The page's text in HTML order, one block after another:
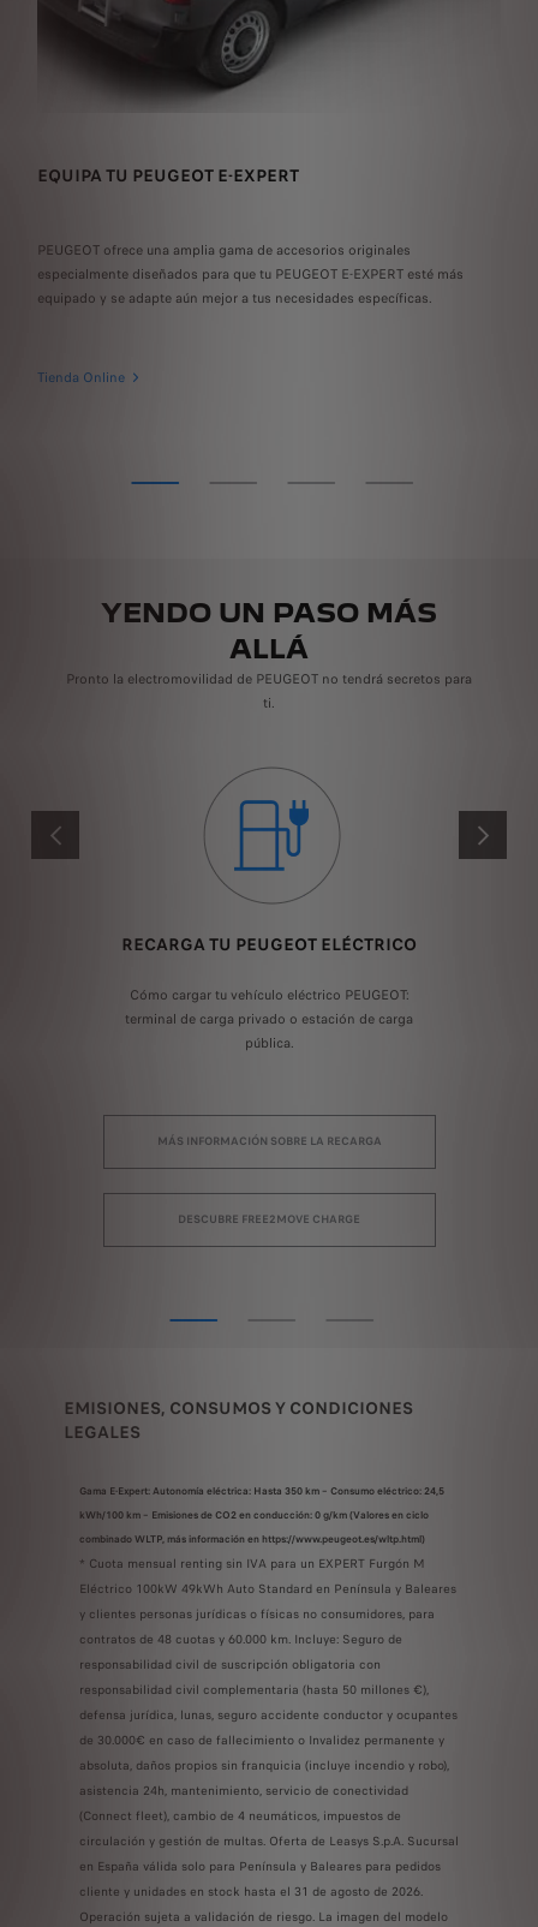
EQUIPA TU PEUGEOT E-EXPERT
PEUGEOT ofrece una amplia gama de accesorios originales
especialmente diseñados para que tu PEUGEOT E-EXPERT esté más
equipado y se adapte aún mejor a tus necesidades específicas.
Tienda Online
YENDO UN PASO MÁS
ALLÁ
Pronto la electromovilidad de PEUGEOT no tendrá secretos para
ti.
ANTERIOR
RECARGA TU PEUGEOT ELÉCTRICO
Cómo cargar tu vehículo eléctrico PEUGEOT:
terminal de carga privado o estación de carga
pública.
MÁS INFORMACIÓN SOBRE LA RECARGA
DESCUBRE FREE2MOVE CHARGE
EMISIONES, CONSUMOS Y CONDICIONES
LEGALES
Gama E-Expert: Autonomía eléctrica: Hasta 350 km – Consumo eléctrico: 24,5
kWh/100 km – Emisiones de CO2 en conducción: 0 g/km (Valores en ciclo
combinado WLTP, más información en https://www.peugeot.es/wltp.html)
* Cuota mensual renting sin IVA para un EXPERT Furgón M
Eléctrico 100kW 49kWh Auto Standard en Península y Baleares
y clientes personas jurídicas o físicas no consumidores, para
contratos de 48 cuotas y 60.000 km. Incluye: Seguro de
responsabilidad civil de suscripción obligatoria con
responsabilidad civil complementaria (hasta 50 millones €),
defensa jurídica, lunas, seguro accidente conductor y ocupantes
de 30.000€ en caso de fallecimiento o Invalidez permanente y
absoluta, daños propios sin franquicia (incluye incendio y robo),
asistencia 24h, mantenimiento, servicio de conectividad
(Connect fleet), cambio de 4 neumáticos, impuestos de
circulación y gestión de multas. Oferta de Leasys S.p.A. Sucursal
en España válida solo para Península y Baleares para pedidos
cliente y unidades en stock hasta el 31 de agosto de 2026.
Operación sujeta a validación de riesgo. La imagen del modelo